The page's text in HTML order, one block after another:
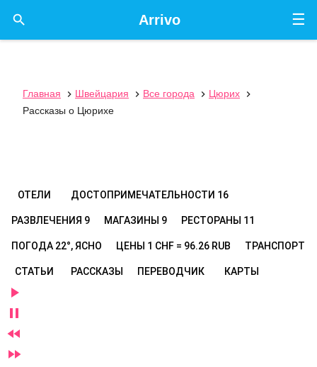
☰
Arrivo

Главная  Швейцария  Все города  Цюрих

Рассказы о Цюрихе
ОТЕЛИ ДОСТОПРИМЕЧАТЕЛЬНОСТИ 16
РАЗВЛЕЧЕНИЯ 9 МАГАЗИНЫ 9 РЕСТОРАНЫ 11
ПОГОДА 22°, ЯСНО ЦЕНЫ 1 CHF = 96.26 RUB ТРАНСПОРТ
СТАТЬИ РАССКАЗЫ ПЕРЕВОДЧИК КАРТЫ



